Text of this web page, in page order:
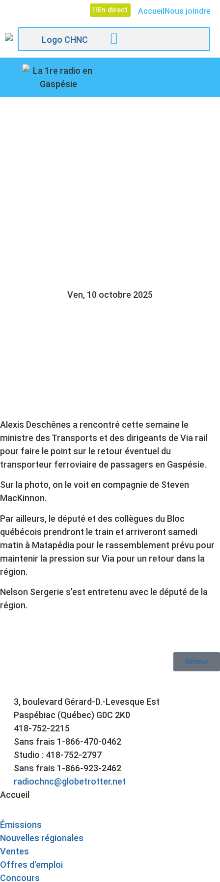
En direct AccueilNous joindre
Ven, 10 octobre 2025
Alexis Deschênes a rencontré cette semaine le
ministre des Transports et des dirigeants de Via rail
pour faire le point sur le retour éventuel du
transporteur ferroviaire de passagers en Gaspésie.
Sur la photo, on le voit en compagnie de Steven
MacKinnon.
Par ailleurs, le député et des collègues du Bloc
québécois prendront le train et arriveront samedi
matin à Matapédia pour le rassemblement prévu pour
maintenir la pression sur Via pour un retour dans la
région.
Nelson Sergerie s’est entretenu avec le député de la
région.
Retour
3, boulevard Gérard-D.-Levesque Est
Paspébiac (Québec) G0C 2K0
418-752-2215
Sans frais 1-866-470-0462
Studio : 418-752-2797
Sans frais 1-866-923-2462
radiochnc@globetrotter.net
Accueil
Émissions
Nouvelles régionales
Ventes
Offres d'emploi
Concours